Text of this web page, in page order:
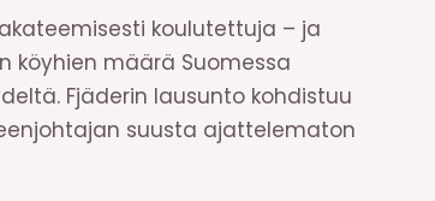
koulutettuja – ja
köyhien määrä Suomessa
Fjäderin lausunto kohdistuu
suusta ajattelematon